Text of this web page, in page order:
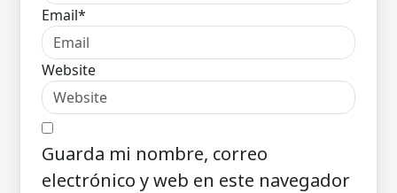
Email*
Website
Guarda mi nombre, correo
electrónico y web en este navegador